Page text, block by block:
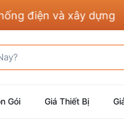
dựng
Gói Giá Thiết Bị